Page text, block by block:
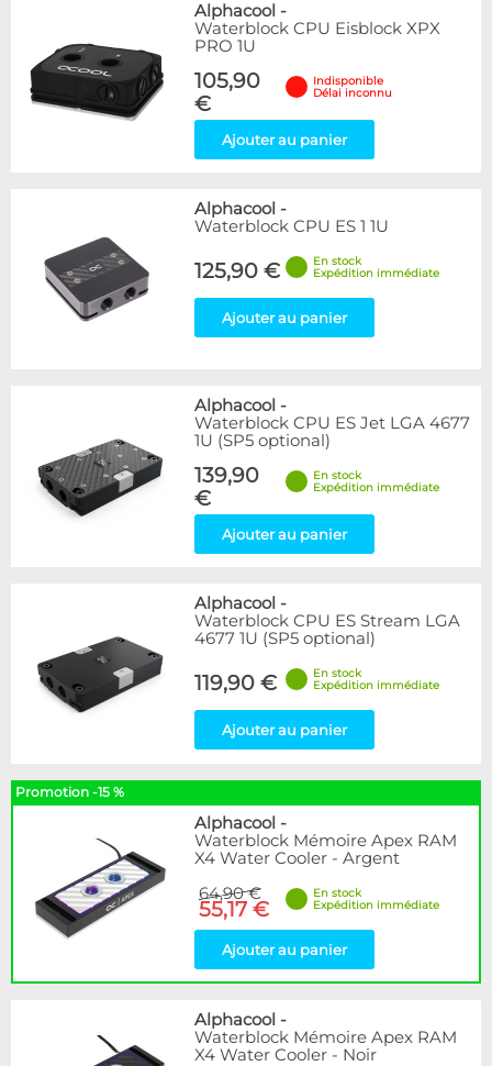
Alphacool -
Waterblock CPU Eisblock XPX
PRO 1U
105,90
€
Indisponible
Délai inconnu
Ajouter au panier
Alphacool -
Waterblock CPU ES 1 1U
125,90 €
En stock
Expédition immédiate
Ajouter au panier
Alphacool -
Waterblock CPU ES Jet LGA 4677
1U (SP5 optional)
139,90
€
En stock
Expédition immédiate
Ajouter au panier
Alphacool -
Waterblock CPU ES Stream LGA
4677 1U (SP5 optional)
119,90 €
En stock
Expédition immédiate
Ajouter au panier
Promotion -15 %
Alphacool -
Waterblock Mémoire Apex RAM
X4 Water Cooler - Argent
64,90 €
55,17 €
En stock
Expédition immédiate
Ajouter au panier
Alphacool -
Waterblock Mémoire Apex RAM
X4 Water Cooler - Noir